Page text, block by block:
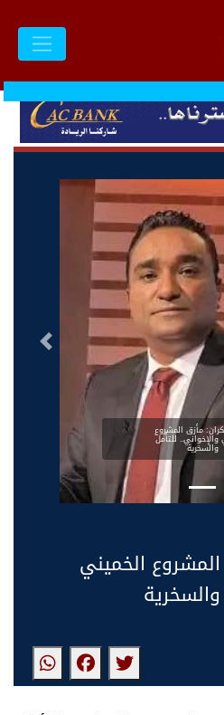
مأزق المشروع
والإخواني.. للتأمل
والسخرية
التالى
الخميني